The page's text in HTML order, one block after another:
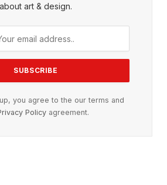
about art & design.
you agree to the our terms and
Policyagreement.